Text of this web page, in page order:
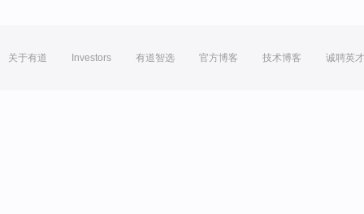
关于有道 Investors 有道智选 官方博客 技术博客 诚聘英才